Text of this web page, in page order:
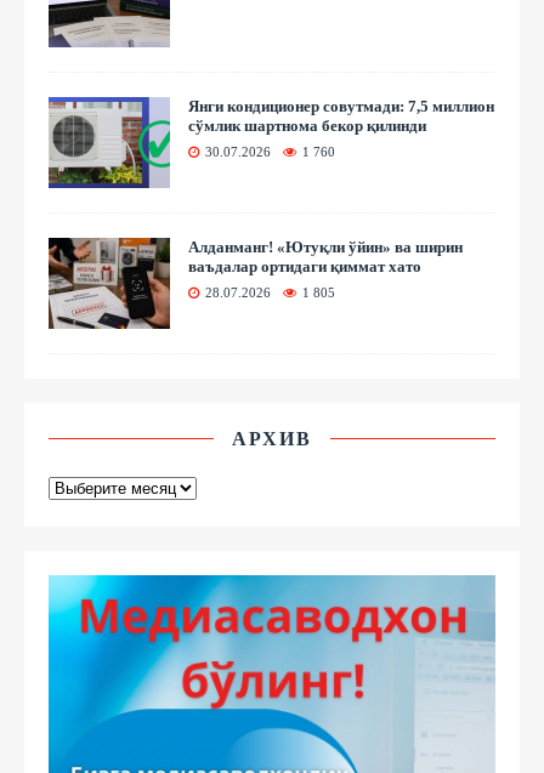
Янги кондиционер совутмади: 7,5 миллион
сўмлик шартнома бекор қилинди
30.07.2026 1 760
Алданманг! «Ютуқли ўйин» ва ширин
ваъдалар ортидаги қиммат хато
28.07.2026 1 805
АРХИВ